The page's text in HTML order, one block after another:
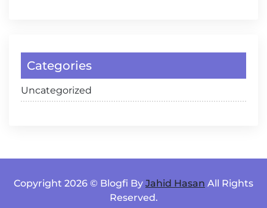
Categories
Uncategorized
Copyright 2026 © Blogfi By Jahid Hasan All Rights
Reserved.